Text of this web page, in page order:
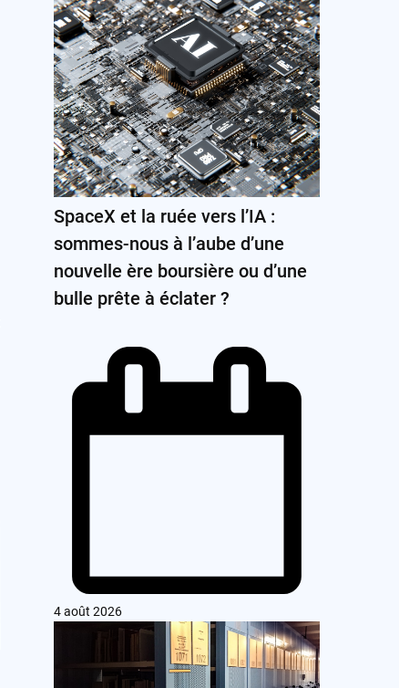
SpaceX et la ruée vers l’IA :
sommes-nous à l’aube d’une
nouvelle ère boursière ou d’une
bulle prête à éclater ?
4 août 2026